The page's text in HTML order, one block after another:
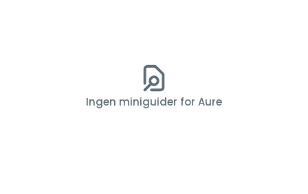
Ingen miniguider for Aure